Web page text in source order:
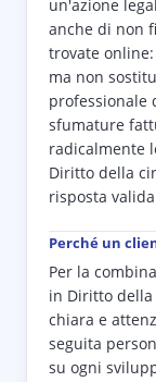
un'azione
anche di non
trovate
ma non
professionale
sfumature
radicalmente
Diritto della
risposta
Perché un
Per la
in Diritto della
chiara e
seguita
su ogni